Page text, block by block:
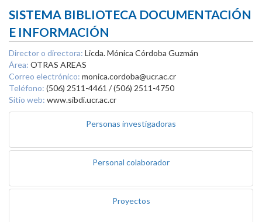
SISTEMA BIBLIOTECA DOCUMENTACIÓN
E INFORMACIÓN
Director o directora: Licda. Mónica Córdoba Guzmán
Área: OTRAS AREAS
Correo electrónico: monica.cordoba@ucr.ac.cr
Teléfono: (506) 2511-4461 / (506) 2511-4750
Sitio web: www.sibdi.ucr.ac.cr
Personas investigadoras
Personal colaborador
Proyectos